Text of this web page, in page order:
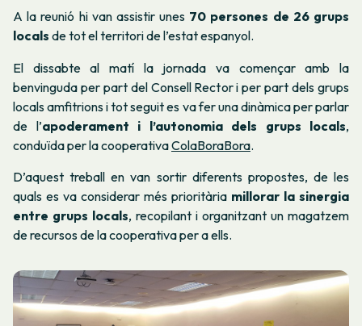
A la reunió hi van assistir unes 70 persones de 26 grups
locals de tot el territori de l’estat espanyol.
El dissabte al matí la jornada va començar amb la
benvinguda per part del Consell Rector i per part dels grups
locals amfitrions i tot seguit es va fer una dinàmica per parlar
de l’apoderament i l’autonomia dels grups locals,
conduïda per la cooperativaColaBoraBora.
D’aquest treball en van sortir diferents propostes, de les
quals es va considerar més prioritària millorar la sinergia
entre grups locals, recopilant i organitzant un magatzem
de recursos de la cooperativa per a ells.